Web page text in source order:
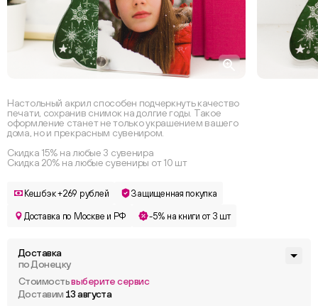
Настольный акрил способен подчеркнуть качество
печати, сохранив снимок на долгие годы. Такое
оформление станет не только украшением вашего
дома, но и прекрасным сувениром.
Скидка 15% на любые 3 сувенира
Скидка 20% на любые сувениры от 10 шт
Кешбэк +269 рублей Защищенная покупка
Доставка по Москве и РФ -5% на книги от 3 шт
Доставка
по Донецку
Стоимостьвыберите сервис
Доставим 13 августа